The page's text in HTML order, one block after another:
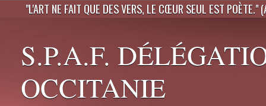
"L'ART NE FAIT QUE DES VERS, LE CŒUR SEUL EST POÈTE."
S.P.A.F.
OCCITANIE